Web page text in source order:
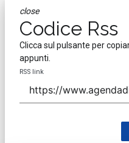
close
Codice Rss
Clicca sul pulsante per
appunti.
RSS link